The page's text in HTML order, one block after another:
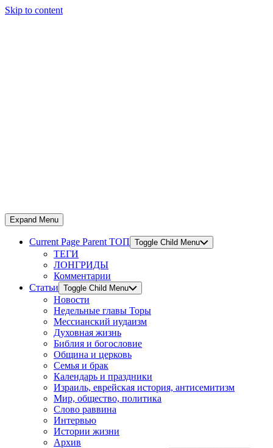
Skip to content
Expand Menu
Current Page Parent ТОП Toggle Child Menu
ТЕГИ
ЛОНГРИДЫ
Комментарии
Статьи Toggle Child Menu
Новости
Недельные главы Торы
Мессианский иудаизм
Духовная жизнь
Библия и богословие
Община и церковь
Семья и брак
Календарь и праздники
Израиль, еврейская история, антисемитизм
Мир, общество, политика
Слово раввина
Интервью
Истории жизни
Архив